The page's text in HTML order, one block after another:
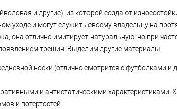
и другие), из которой создают
уходе и могут служить своему владельцу на
она отлично имитирует натуральную, но при
трещин. Выделим другие материалы:
носки (отлично смотрится с футболками
и антистатическими характеристиками.
и потертостей.